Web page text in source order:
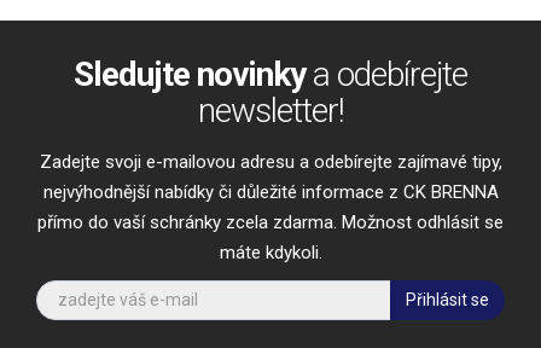
Sledujte novinkya odebírejte
newsletter!
Zadejte svoji e-mailovou adresu a odebírejte zajímavé tipy,
nejvýhodnější nabídky či důležité informace z CK BRENNA
přímo do vaší schránky zcela zdarma. Možnost odhlásit se
máte kdykoli.
Přihlásit se